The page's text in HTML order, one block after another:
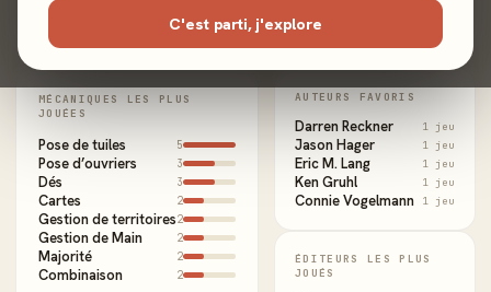
C'est parti, j'explore
Sept. Oct.
MÉCANIQUES LES PLUS
JOUÉES
Pose de tuiles 5
Pose d’ouvriers 3
Dés 3
Cartes 2
Gestion de territoires2
Gestion de Main 2
Majorité 2
Combinaison 2
AUTEURS FAVORIS
Darren Reckner 1 jeu
Jason Hager 1 jeu
Eric M. Lang 1 jeu
Ken Gruhl 1 jeu
Connie Vogelmann 1 jeu
ÉDITEURS LES PLUS
JOUÉS